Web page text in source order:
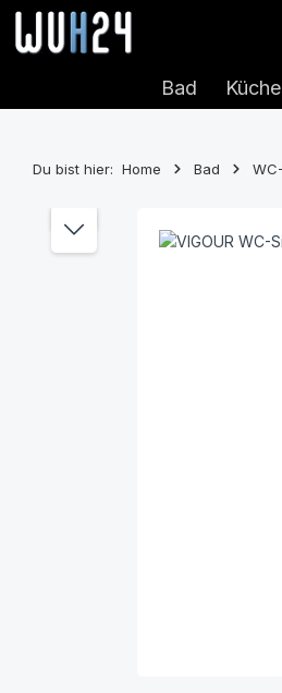
Hauptinhalt springen
Zur Suche springen
Zur Hauptnavigation springen
Bad Küche
Du bist hier: Home Bad